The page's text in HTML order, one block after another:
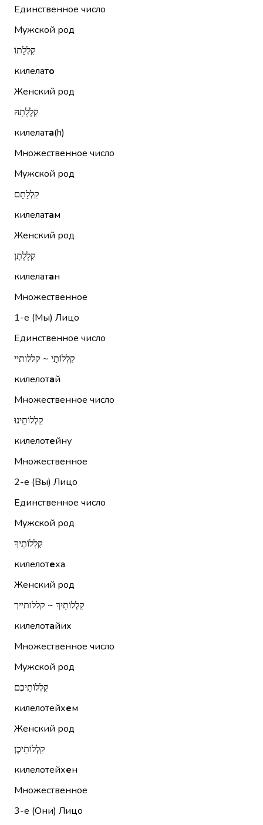
Единственное число
Мужской род
קִלְלָתוֹ
килелато
Женский род
קִלְלָתָהּ
килелата(h)
Множественное число
Мужской род
קִלְלָתָם
килелатам
Женский род
קִלְלָתָן
килелатан
Множественное
1-е (Мы) Лицо
Единственное число
קִלְלוֹתַי ~ קללותיי
килелотай
Множественное число
קִלְלוֹתֵינוּ
килелотейну
Множественное
2-е (Вы) Лицо
Единственное число
Мужской род
קִלְלוֹתֶיךָ
килелотеха
Женский род
קִלְלוֹתַיִךְ ~ קללותייך
килелотайих
Множественное число
Мужской род
קִלְלוֹתֵיכֶם
килелотейхем
Женский род
קִלְלוֹתֵיכֶן
килелотейхен
Множественное
3-е (Они) Лицо